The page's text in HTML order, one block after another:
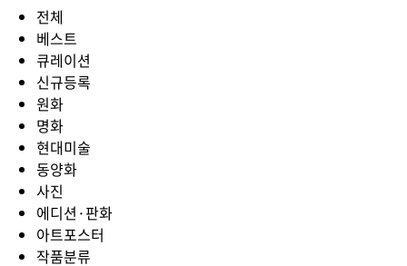
전체
베스트
큐레이션
신규등록
원화
명화
현대미술
동양화
사진
에디션·판화
아트포스터
작품분류